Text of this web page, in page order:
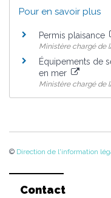
Pour en savoir plus
Permis plaisance
Ministère chargé de
Équipements de
en mer
Ministère chargé de
© Direction de l'information
Contact